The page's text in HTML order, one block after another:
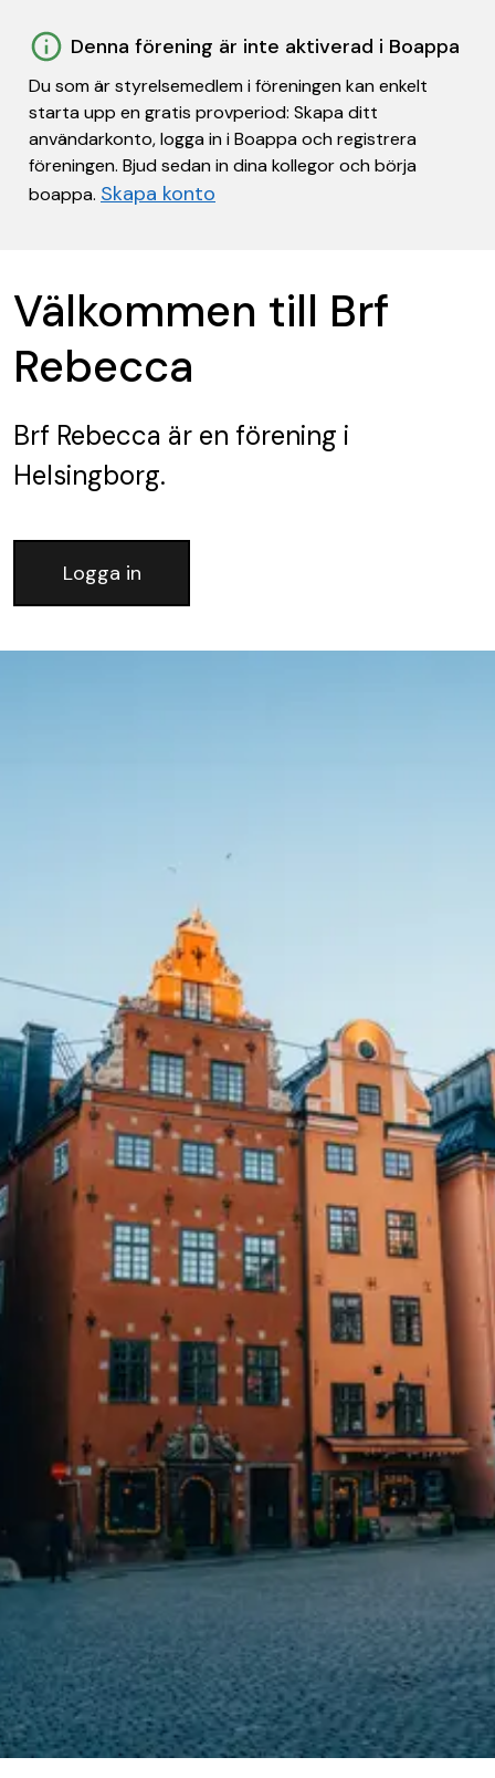
Denna förening är inte aktiverad i Boappa
Du som är styrelsemedlem i föreningen kan enkelt
starta upp en gratis provperiod: Skapa ditt
användarkonto, logga in i Boappa och registrera
föreningen. Bjud sedan in dina kollegor och börja
boappa. Skapa konto
Välkommen till Brf
Rebecca
Brf Rebecca är en förening i
Helsingborg.
Logga in